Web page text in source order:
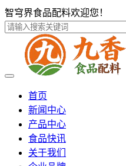
智穹界食品配料欢迎您！
首页
新闻中心
产品中心
食品快讯
关于我们